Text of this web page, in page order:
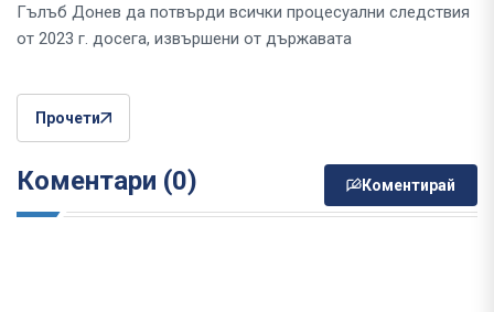
Гълъб Донев да потвърди всички процесуални следствия
от 2023 г. досега, извършени от държавата
Прочети
Коментари (0) Коментирай